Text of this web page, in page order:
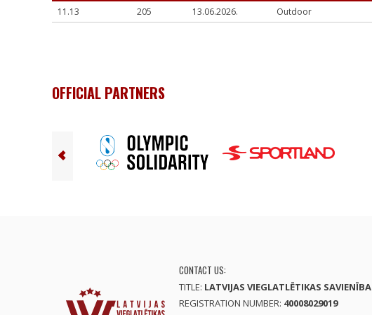
11.13 205 13.06.2026. Outdoor
OFFICIAL PARTNERS
CONTACT US:
TITLE: LATVIJAS VIEGLATLĒTIKAS SAVIENĪBA
REGISTRATION NUMBER: 40008029019